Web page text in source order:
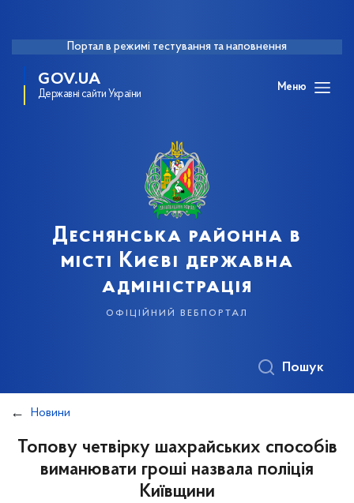
Портал в режимі тестування та наповнення
GOV.UA
Державні сайти України
Меню
Деснянська районна в
місті Києві державна
адміністрація
офіційний вебпортал
Пошук
Новини
Топову четвірку шахрайських способів
виманювати гроші назвала поліція
Київщини